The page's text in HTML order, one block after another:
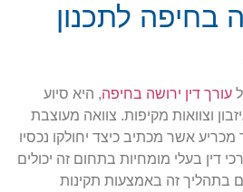
בחיפה לתכנון
עורך דין ירושה בחיפה, היא סיוע
וצוואות מקיפות. צוואה מעוצבת
אשר מכתיב כיצד יחולקו נכסיו
דין בעלי מומחיות בתחום זה יכולים
בתהליך זה באמצעות תקינות